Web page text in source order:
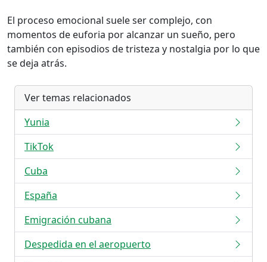
El proceso emocional suele ser complejo, con
momentos de euforia por alcanzar un sueño, pero
también con episodios de tristeza y nostalgia por lo que
se deja atrás.
Ver temas relacionados
Yunia
TikTok
Cuba
España
Emigración cubana
Despedida en el aeropuerto